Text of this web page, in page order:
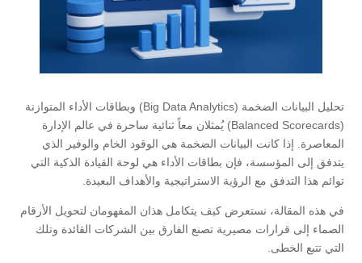
تحليل البيانات الضخمة (Big Data Analytics) وبطاقات الأداء المتوازنة
(Balanced Scorecards) يُمثلان معاً ثنائية ساحرة في عالم الإدارة
المعاصرة. إذا كانت البيانات الضخمة هي الوقود الخام والوفير الذي
يتدفق إلى المؤسسة، فإن بطاقات الأداء هي لوحة القيادة الذكية التي
توائم هذا التدفق مع الرؤية الاستراتيجية والأهداف البعيدة.
​في هذه المقالة، نستعرض كيف يتكامل هذان المفهومان لتحويل الأرقام
الصماء إلى قرارات مصيرية تصنع الفارق بين الشركات القائدة وتلك
التي تتبع الخطى.